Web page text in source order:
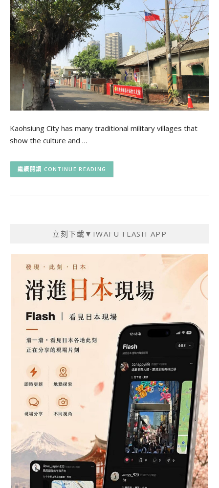
Kaohsiung City has many traditional military villages that
show the culture and …
CONTINUE READING
立刻下載▼IWAFU FLASH APP